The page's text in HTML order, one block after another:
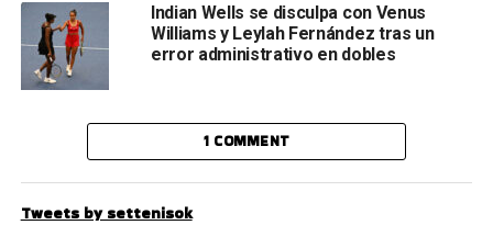
Indian Wells se disculpa con Venus
Williams y Leylah Fernández tras un
error administrativo en dobles
1 COMMENT
Tweets by settenisok